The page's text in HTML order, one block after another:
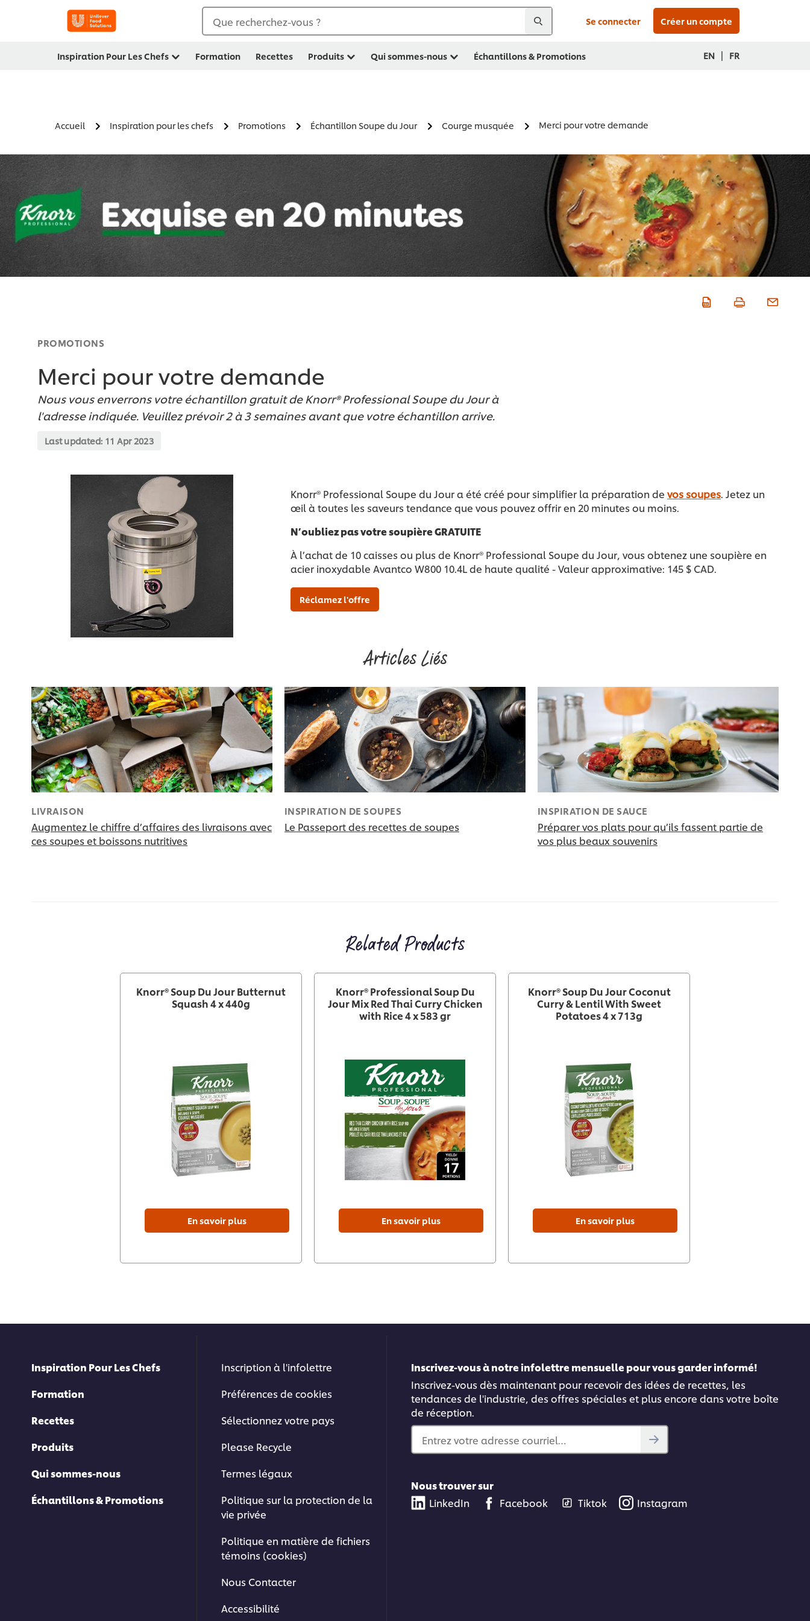
Que recherchez-vous ? Se connecter Créer un compte
Inspiration Pour Les Chefs Formation Recettes Produits Qui sommes-nous Échantillons & Promotions EN | FR
Accueil Inspiration pour les chefs Promotions Échantillon Soupe du Jour Courge musquée Merci pour votre demande
PROMOTIONS
Merci pour votre demande
Nous vous enverrons votre échantillon gratuit de Knorr® Professional Soupe du Jour à
l'adresse indiquée. Veuillez prévoir 2 à 3 semaines avant que votre échantillon arrive.
Last updated: 11 Apr 2023
Knorr® Professional Soupe du Jour a été créé pour simplifier la préparation de vos soupes. Jetez un
œil à toutes les saveurs tendance que vous pouvez offrir en 20 minutes ou moins.
N’oubliez pas votre soupière GRATUITE
À l’achat de 10 caisses ou plus de Knorr® Professional Soupe du Jour, vous obtenez une soupière en
acier inoxydable Avantco W800 10.4L de haute qualité - Valeur approximative: 145 $ CAD.
Réclamez l'offre
Articles Liés
LIVRAISON
Augmentez le chiffre d’affaires des livraisons avec
ces soupes et boissons nutritives
INSPIRATION DE SOUPES
Le Passeport des recettes de soupes
INSPIRATION DE SAUCE
Préparer vos plats pour qu’ils fassent partie de
vos plus beaux souvenirs
Related Products
Knorr® Soup Du Jour Butternut
Squash 4 x 440g
En savoir plus
Knorr® Professional Soup Du
Jour Mix Red Thai Curry Chicken
with Rice 4 x 583 gr
En savoir plus
Knorr® Soup Du Jour Coconut
Curry & Lentil With Sweet
Potatoes 4 x 713g
En savoir plus
Inspiration Pour Les Chefs
Formation
Recettes
Produits
Qui sommes-nous
Échantillons & Promotions
Inscription à l'infolettre
Préférences de cookies
Sélectionnez votre pays
Please Recycle
Termes légaux
Politique sur la protection de la
vie privée
Politique en matière de fichiers
témoins (cookies)
Nous Contacter
Accessibilité
Inscrivez-vous à notre infolettre mensuelle pour vous garder informé!
Inscrivez-vous dès maintenant pour recevoir des idées de recettes, les
tendances de l'industrie, des offres spéciales et plus encore dans votre boîte
de réception.
Entrez votre adresse courriel…
Nous trouver sur
LinkedIn
Facebook Tiktok Instagram